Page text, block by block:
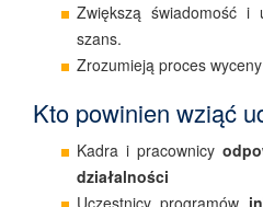
Zwiększą świadomość i
szans.
Zrozumieją proces
Kto powinien wziąć
Kadra i pracownicy
działalności